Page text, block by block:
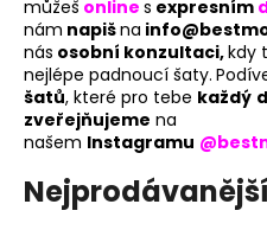
můžeš online s expresním
nám napišna
nás osobní konzultaci,kdy
nejlépe padnoucí šaty.
šatů, které pro tebe každý
zveřejňujeme na
našem Instagramu
Nejprodávanější
e
b
u
j
e
t
e